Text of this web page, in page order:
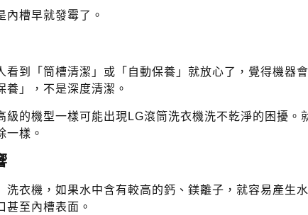
內槽早就發霉了。
看到「筒槽清潔」或「自動保養」就放心了，覺得機器
」，不是深度清潔。
級的機型一樣可能出現LG滾筒洗衣機洗不乾淨的困擾。
一樣。
洗衣機，如果水中含有較高的鈣、鎂離子，就容易產生
甚至內槽表面。